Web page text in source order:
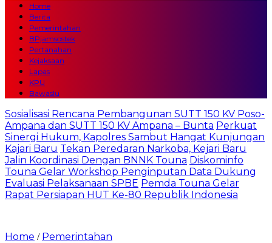
Home
Berita
Pemerintahan
BPjamsostek
Pertanahan
Kejaksaan
Lapas
KPU
Bawaslu
Sosialisasi Rencana Pembangunan SUTT 150 KV Poso-
Ampana dan SUTT 150 KV Ampana – Bunta Perkuat
Sinergi Hukum, Kapolres Sambut Hangat Kunjungan
Kajari Baru Tekan Peredaran Narkoba, Kejari Baru
Jalin Koordinasi Dengan BNNK Touna Diskominfo
Touna Gelar Workshop Penginputan Data Dukung
Evaluasi Pelaksanaan SPBE Pemda Touna Gelar
Rapat Persiapan HUT Ke-80 Republik Indonesia
Home / Pemerintahan